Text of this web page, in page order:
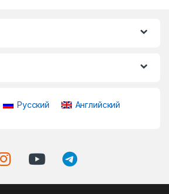
Русский Английский